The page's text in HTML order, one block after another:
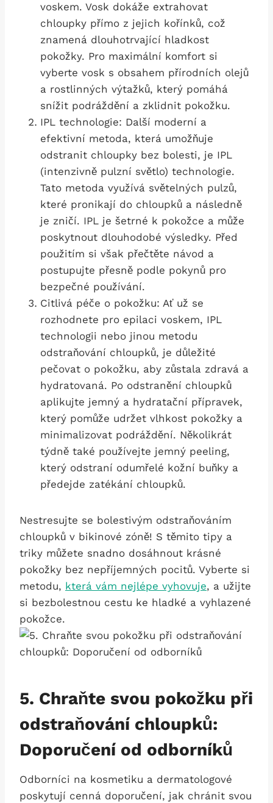
⁤voskem. Vosk dokáže extrahovat
chloupky přímo z jejich kořínků, což
znamená dlouhotrvající​ hladkost
pokožky. Pro ⁤maximální ⁤komfort si
vyberte ⁣vosk s obsahem přírodních olejů
a rostlinných výtažků, který pomáhá
snížit podráždění a zklidnit pokožku.
IPL technologie: Další ‌moderní⁤ a
efektivní metoda, která umožňuje
odstranit chloupky⁢ bez bolesti, je IPL
(intenzivně pulzní světlo) technologie.‌
Tato metoda využívá světelných pulzů,
které⁤ pronikají do chloupků a následně
je ⁢zničí. IPL je ​šetrné k pokožce ‍a může
poskytnout dlouhodobé výsledky. Před
použitím si však přečtěte návod a
postupujte přesně podle pokynů pro
bezpečné používání.
Citlivá péče o pokožku: Ať už se
rozhodnete pro epilaci voskem, IPL
technologii nebo jinou metodu
odstraňování chloupků,⁢ je důležité
pečovat o pokožku, aby zůstala zdravá a
hydratovaná. Po odstranění chloupků
aplikujte jemný a hydratační přípravek,‌
který pomůže udržet vlhkost pokožky a⁢
minimalizovat podráždění.⁢ Několikrát
týdně⁣ také používejte ‍jemný peeling,
který odstraní odumřelé kožní buňky a
předejde zatékání chloupků.
Nestresujte se bolestivým odstraňováním
chloupků v bikinové zóně!⁤ S těmito tipy ⁢a
triky ⁢můžete snadno ⁣dosáhnout krásné
pokožky bez nepříjemných pocitů. Vyberte si ​
metodu, která vám nejlépe vyhovuje, a ‌užijte
si bezbolestnou cestu ke hladké a⁤ vyhlazené
pokožce.
5. Chraňte svou⁣ pokožku při
odstraňování chloupků:
Doporučení od odborníků
Odborníci na kosmetiku a dermatologové
poskytují cenná doporučení, jak chránit svou